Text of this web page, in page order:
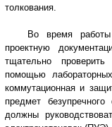
толкования.
Во время работы
проектную
тщательно
помощью
коммутационная и
предмет
должны